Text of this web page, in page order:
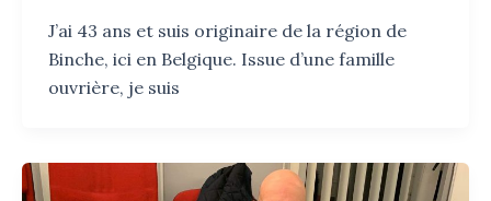
J’ai 43 ans et suis originaire de la région de
Binche, ici en Belgique. Issue d’une famille
ouvrière, je suis